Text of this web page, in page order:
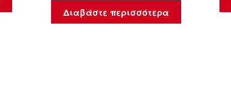
Διαβάστε περισσότερα